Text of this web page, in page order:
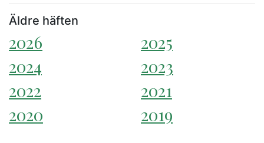
Äldre häften
2026
2025
2024
2023
2022
2021
2020
2019